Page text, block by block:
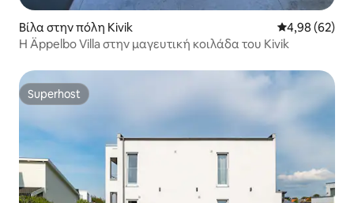
Βίλα στην πόλη Kivik Μέση
4,98 (62)
Η Äppelbo Villa στην μαγευτική κοιλάδα του Kivik
Superhost
Superhost